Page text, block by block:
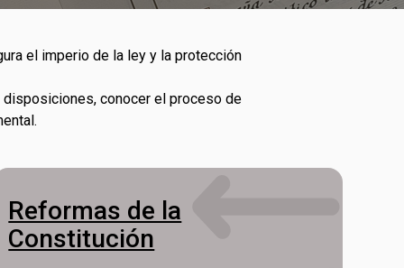
el imperio de la ley y la protección
conocer el proceso de
Reformas de la
Constitución